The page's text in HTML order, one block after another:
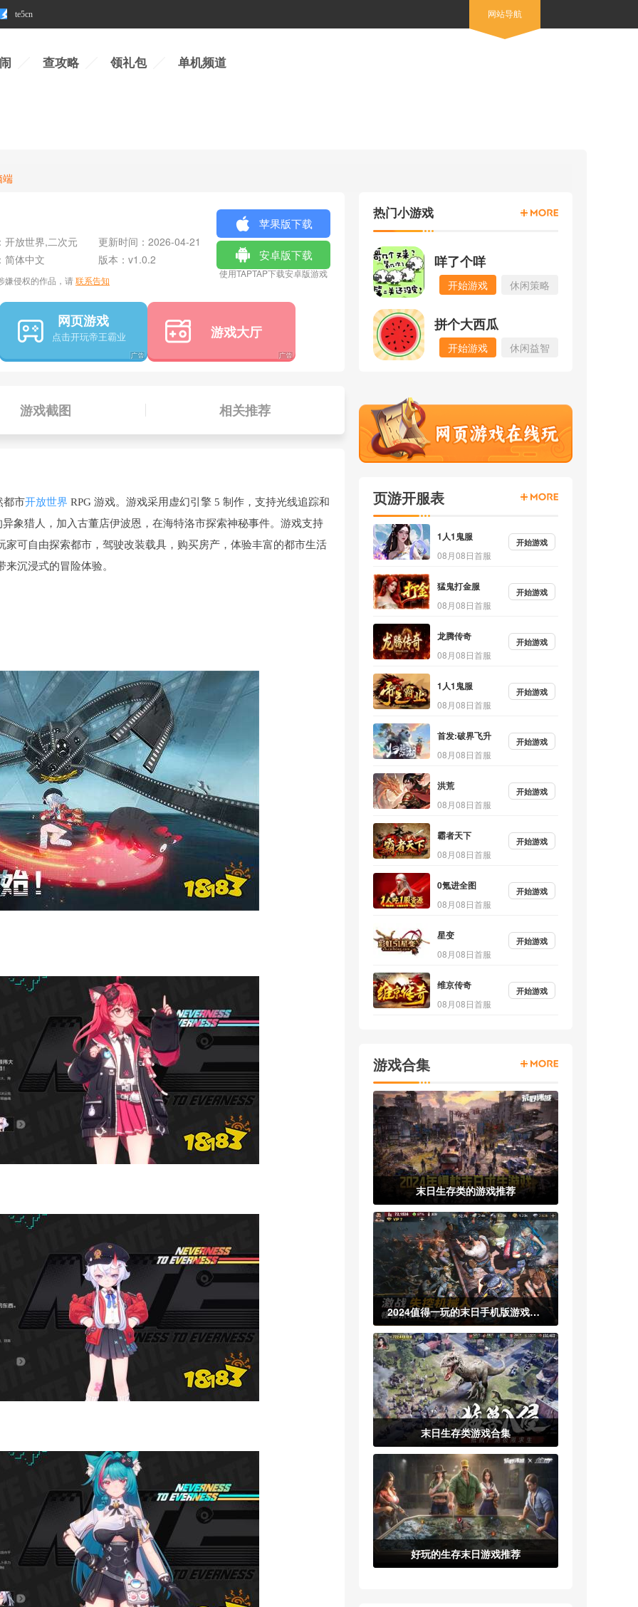
te5cn 网站导航
查攻略 领礼包 单机频道
端
苹果版下载
安卓版下载
使用TAPTAP下载安卓版游戏
开放世界,二次元 更新时间： 2026-04-21
简体中文 版本： v1.0.2
嫌侵权的作品，请联系告知
网页游戏
游戏大厅
热门小游戏
咩了个咩
开始游戏 休闲策略
拼个大西瓜
开始游戏 休闲益智
游戏截图 相关推荐
都市开放世界 RPG 游戏。游戏采用虚幻引擎 5 制作，支持光线追踪和
象猎人，加入古董店伊波恩，在海特洛市探索神秘事件。游戏支持
可自由探索都市，驾驶改装载具，购买房产，体验丰富的都市生活
沉浸式的冒险体验。
页游开服表
1人1鬼服
08月08日首服
开始游戏
猛鬼打金服
08月08日首服
开始游戏
龙腾传奇
08月08日首服
开始游戏
1人1鬼服
08月08日首服
开始游戏
首发:破界飞升
08月08日首服
开始游戏
洪荒
08月08日首服
开始游戏
霸者天下
08月08日首服
开始游戏
0氪进全图
08月08日首服
开始游戏
星变
08月08日首服
开始游戏
维京传奇
08月08日首服
开始游戏
游戏合集
末日生存类的游戏推荐
2024值得一玩的末日手机版游戏合集
末日生存类游戏合集
好玩的生存末日游戏推荐